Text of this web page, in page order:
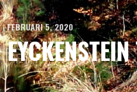
FEBRUARI 5, 2020